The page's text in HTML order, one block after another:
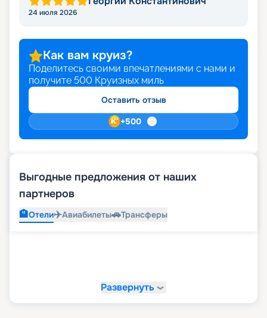
путевку на незабываемый тур в навигацию 2026 -
вас вопросам обращайтесь к нашим
специалистам в онлайн-форме или по
контактному номеру.
24 июля 2026
Как вам круиз?
Поделитесь своими впечатлениями с нами и
получите 500 Круизных миль
Оставить отзыв
+500
Выгодные предложения от наших
партнеров
🏨Отели✈️Авиабилеты🚗Трансферы
Развернуть